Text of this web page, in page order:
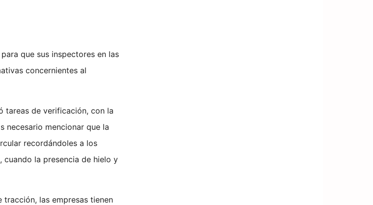
que sus inspectores en las
concernientes al
tareas de verificación, con la
necesario mencionar que la
recordándoles a los
la presencia de hielo y
las empresas tienen